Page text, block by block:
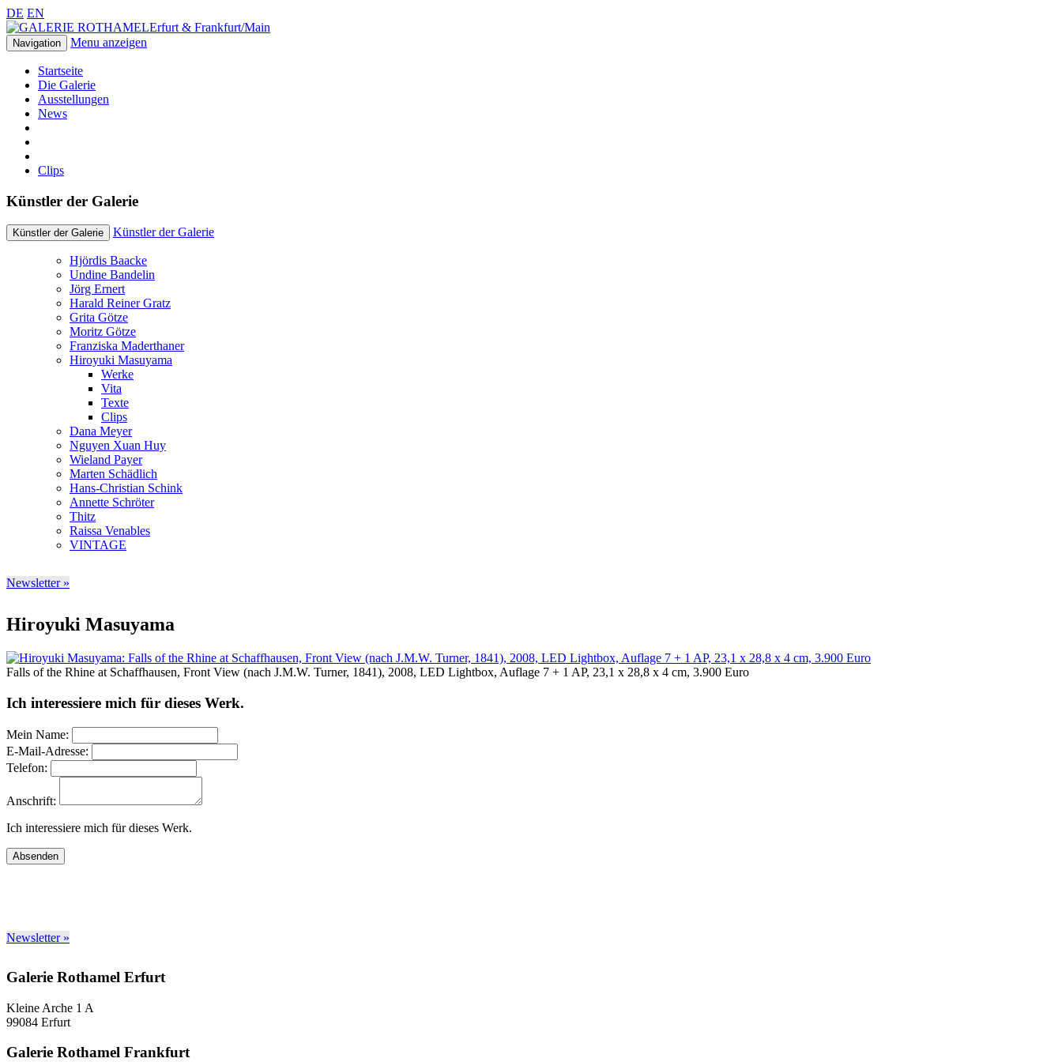
DE EN
Erfurt & Frankfurt/Main
Navigation Menu anzeigen
Startseite
Die Galerie
Ausstellungen
News
Clips
Künstler der Galerie
Künstler der Galerie Künstler der Galerie
Hjördis Baacke
Undine Bandelin
Jörg Ernert
Harald Reiner Gratz
Grita Götze
Moritz Götze
Franziska Maderthaner
Hiroyuki Masuyama
Werke
Vita
Texte
Clips
Dana Meyer
Nguyen Xuan Huy
Wieland Payer
Marten Schädlich
Hans-Christian Schink
Annette Schröter
Thitz
Raissa Venables
VINTAGE
Newsletter »
Hiroyuki Masuyama
Falls of the Rhine at Schaffhausen, Front View (nach J.M.W. Turner, 1841), 2008, LED Lightbox, Auflage 7 + 1 AP, 23,1 x 28,8 x 4 cm, 3.900 Euro
Ich interessiere mich für dieses Werk.
Mein Name:
E-Mail-Adresse:
Telefon:
Anschrift:
Ich interessiere mich für dieses Werk.
Absenden
Newsletter »
Galerie Rothamel Erfurt
Kleine Arche 1 A
99084 Erfurt
Galerie Rothamel Frankfurt